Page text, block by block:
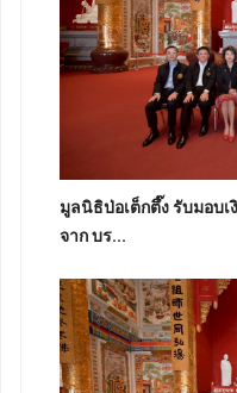
มูลนิธิป่อเต็กตึ๊ง รับมอบ
จาก บร...